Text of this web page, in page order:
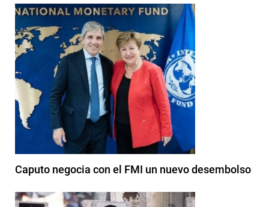
Caputo negocia con el FMI un nuevo desembolso